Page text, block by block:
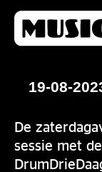
19-08-
De
sessie met